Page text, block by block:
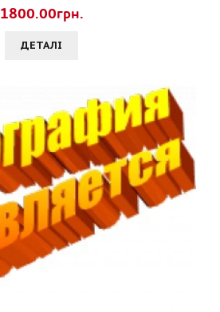
1800.00грн.
ДЕТАЛI